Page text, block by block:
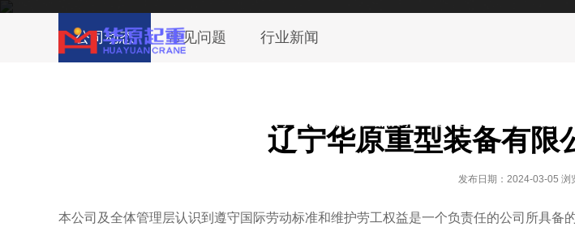
随州关于我们 随州产品展示 随州创新与智造
辽宁华原重型装备有限公司生产的产品获得国家质量监督验核总局颁
～2000质量体系认证
公司动态 常见问题 行业新闻
辽宁华原重型装备有限
发布日期：2024-03-05 浏
本公司及全体管理层认识到遵守国际劳动标准和维护劳工权益是一个负责任的公司所具备